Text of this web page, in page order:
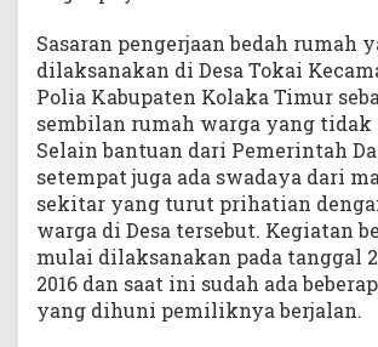
Sasaran pengerjaan bedah rumah
dilaksanakan di Desa Tokai
Polia Kabupaten Kolaka Timur
sembilan rumah warga yang tidak
Selain bantuan dari Pemerintah
setempat juga ada swadaya dari
sekitar yang turut prihatian
warga di Desa tersebut. Kegiatan
mulai dilaksanakan pada tanggal
2016 dan saat ini sudah ada
yang dihuni pemiliknya berjalan.